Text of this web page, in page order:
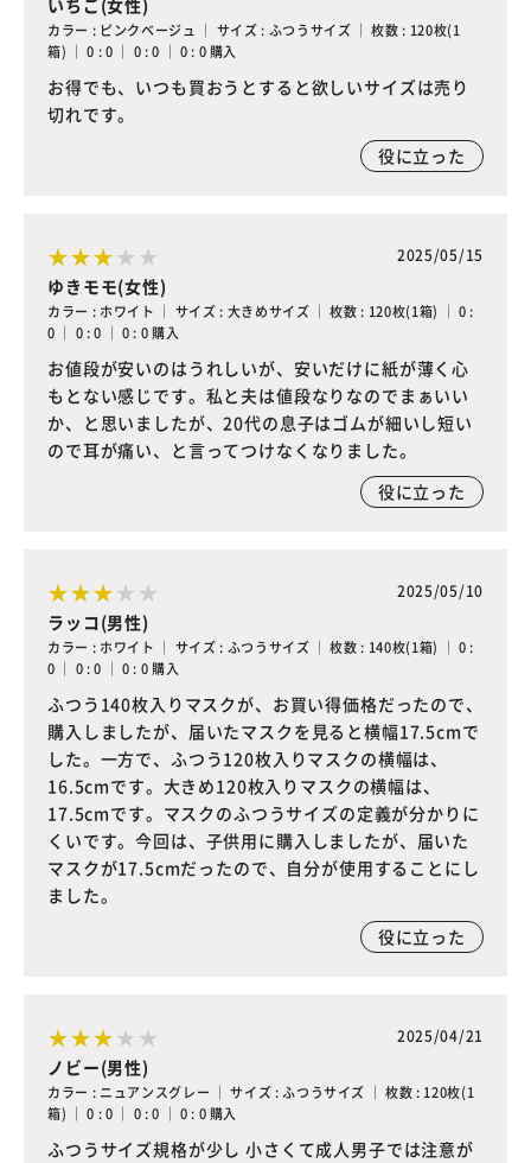
いちご(女性)
カラー : ピンクベージュ ｜ サイズ : ふつうサイズ ｜ 枚数 : 120枚(1
箱) ｜ 0 : 0 ｜ 0 : 0 ｜ 0 : 0 購入
お得でも、いつも買おうとすると欲しいサイズは売り
切れです。
役に立った
2025/05/15
ゆきモモ(女性)
カラー : ホワイト ｜ サイズ : 大きめサイズ ｜ 枚数 : 120枚(1箱) ｜ 0 :
0 ｜ 0 : 0 ｜ 0 : 0 購入
お値段が安いのはうれしいが、安いだけに紙が薄く心
もとない感じです。私と夫は値段なりなのでまぁいい
か、と思いましたが、20代の息子はゴムが細いし短い
ので耳が痛い、と言ってつけなくなりました。
役に立った
2025/05/10
ラッコ(男性)
カラー : ホワイト ｜ サイズ : ふつうサイズ ｜ 枚数 : 140枚(1箱) ｜ 0 :
0 ｜ 0 : 0 ｜ 0 : 0 購入
ふつう140枚入りマスクが、お買い得価格だったので、
購入しましたが、届いたマスクを見ると横幅17.5cmで
した。一方で、ふつう120枚入りマスクの横幅は、
16.5cmです。大きめ120枚入りマスクの横幅は、
17.5cmです。マスクのふつうサイズの定義が分かりに
くいです。今回は、子供用に購入しましたが、届いた
マスクが17.5cmだったので、自分が使用することにし
ました。
役に立った
2025/04/21
ノビー(男性)
カラー : ニュアンスグレー ｜ サイズ : ふつうサイズ ｜ 枚数 : 120枚(1
箱) ｜ 0 : 0 ｜ 0 : 0 ｜ 0 : 0 購入
ふつうサイズ規格が少し 小さくて成人男子では注意が